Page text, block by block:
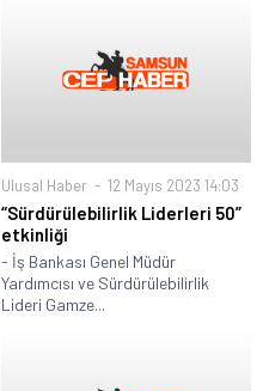
Ulusal Haber 12 Mayıs 2023 14:03
“Sürdürülebilirlik Liderleri 50”
etkinliği
- İş Bankası Genel Müdür
Yardımcısı ve Sürdürülebilirlik
Lideri Gamze...